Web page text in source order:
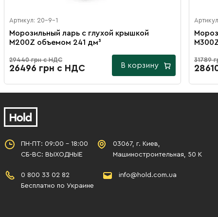
Артикул: 20-9-1
Морозильный ларь с глухой крышкой
M200Z объемом 241 дм³
29440 грн с НДС
26496 грн с НДС В корзину
31789
ПН-ПТ: 09:00 - 18:00
СБ-ВС: ВЫХОДНЫЕ
03067, г. Киев,
Машиностроительная, 50 К
0 800 33 02 82
Бесплатно по Украине
info@hold.com.ua